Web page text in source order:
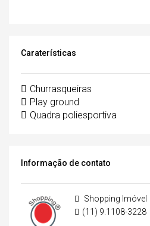
Caraterísticas
Churrasqueiras
Play ground
Quadra poliesportiva
Informação de contato
Shopping Imóvel
(11) 9.1108-3228